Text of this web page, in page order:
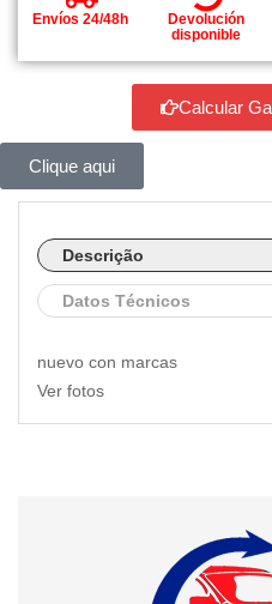
Envíos 24/48h
Devolución
disponible
Calcular
Clique aqui
Descrição
Datos Técnicos
nuevo con marcas
Ver fotos